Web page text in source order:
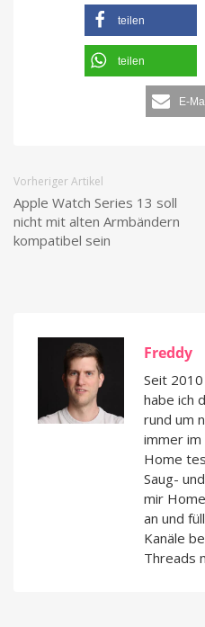
teilen
teilen
E-
Vorheriger Artikel
Apple Watch Series 13 soll
nicht mit alten Armbändern
kompatibel sein
Freddy
Seit
habe ich
rund um
immer im
Home
Saug-
mir
an und
Kanäle
Threads